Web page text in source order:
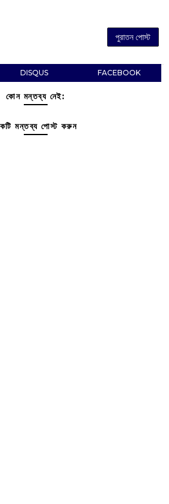
পুরাতন পোস্ট
DISQUS FACEBOOK
কোন মন্তব্য নেই:
মন্তব্য পোস্ট করুন